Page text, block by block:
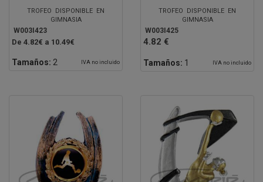
TROFEO DISPONIBLE EN
GIMNASIA
W003I423
De 4.82€ a 10.49€
Tamaños: 2 IVA no incluido
TROFEO DISPONIBLE EN
GIMNASIA
W003I425
4.82 €
Tamaños: 1 IVA no incluido